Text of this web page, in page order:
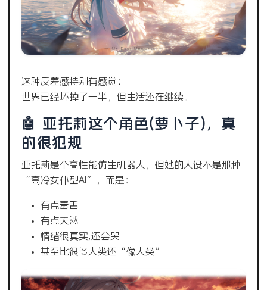
这种反差感特别有感觉：
世界已经坏掉了一半，但生活还在继续。
🤖 亚托莉这个角色(萝卜子)，真
的很犯规
亚托莉是个高性能仿生机器人，但她的人设不是那种
“高冷女仆型AI”，而是：
有点毒舌
有点天然
情绪很真实,还会哭
甚至比很多人类还“像人类”